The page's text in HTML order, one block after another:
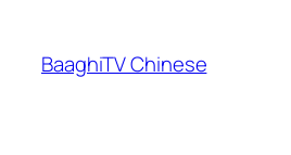
content
BaaghiTV Chinese